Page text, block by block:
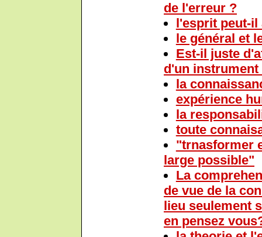
de l'erreur ?
l'esprit peut-il
le général et
Est-il juste
d'un instrument
la
expérience
la
toute
"trnasformer
large possible"
La
de vue de la
lieu seulement
en pensez